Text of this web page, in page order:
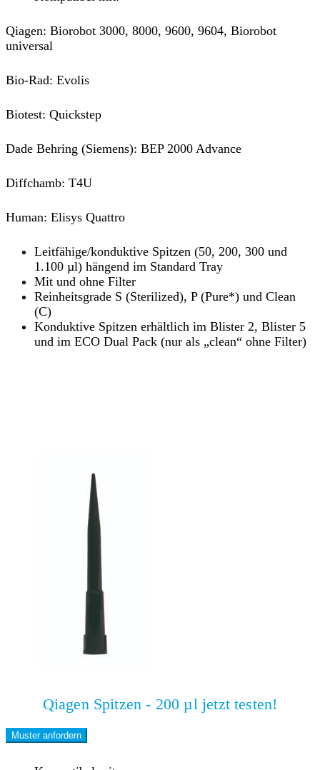
Qiagen: Biorobot 3000, 8000, 9600, 9604, Biorobot
universal
Bio-Rad: Evolis
Biotest: Quickstep
Dade Behring (Siemens): BEP 2000 Advance
Diffchamb: T4U
Human: Elisys Quattro
Leitfähige/konduktive Spitzen (50, 200, 300 und
1.100 µl) hängend im Standard Tray
Mit und ohne Filter
Reinheitsgrade S (Sterilized), P (Pure*) und Clean
(C)
Konduktive Spitzen erhältlich im Blister 2, Blister 5
und im ECO Dual Pack (nur als „clean“ ohne Filter)
Qiagen Spitzen - 200 µl jetzt testen!
Muster anfordern